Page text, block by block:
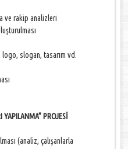
ve rakip analizleri
logo, slogan, tasarım vd.
YAPILANMA” PROJESİ
(analiz, çalışanlarla